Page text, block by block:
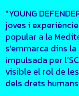
“YOUNG
joves i
popular a la
s’emmarca dins
impulsada per
visible el rol de
dels drets